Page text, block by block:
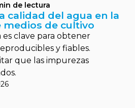
de lectura
calidad del agua en la
medios de cultivo
es clave para obtener
y fiables.
que las impurezas